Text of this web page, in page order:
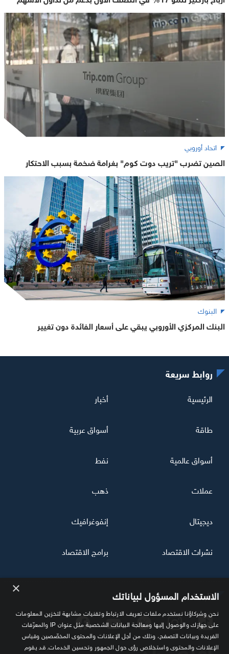
اتحاد أوروبي
الصين تضرب "تريب دوت كوم" بغرامة ضخمة بسبب الاحتكار
البنوك
البنك المركزي الأوروبي يبقي على أسعار الفائدة دون تغيير
تابعنا
روابط سريعة
الرئيسية أخبار
طاقة أسواق عربية
أسواق عالمية نفط
عملات ذهب
ديجيتال إنفوغرافيك
نشرات الاقتصاد برامج الاقتصاد
× الاستخدام المسؤول لبياناتك
نحن وشركاؤنا نستخدم ملفات تعريف الارتباط وتقنيات مشابهة لتخزين المعلومات
على جهازك والوصول إليها ومعالجة البيانات الشخصية مثل عنوان IP والمعرّفات
الفريدة وبيانات التصفح، وذلك من أجل الإعلانات والمحتوى المخصّصين وقياس
الإعلانات والمحتوى واستخلاص رؤى حول الجمهور وتحسين الخدمات. قد يقوم